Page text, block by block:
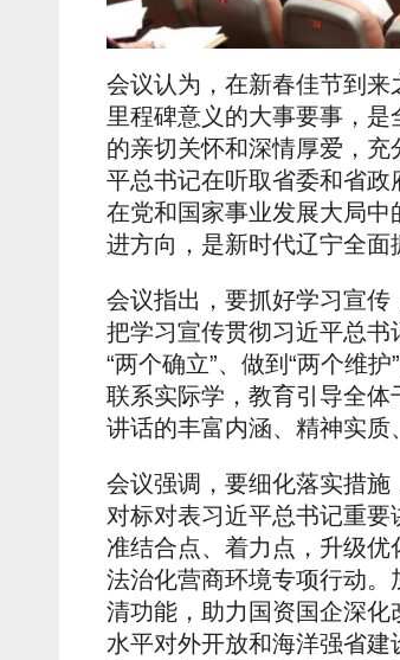
会议认为，在新春佳节到
里程碑意义的大事要事，
的亲切关怀和深情厚爱，
平总书记在听取省委和省
在党和国家事业发展大局
进方向，是新时代辽宁全面
会议指出，要抓好学习宣
把学习宣传贯彻习近平总
“两个确立”、做到“两个维
联系实际学，教育引导全
讲话的丰富内涵、精神实
会议强调，要细化落实措
对标对表习近平总书记重
准结合点、着力点，升级优
法治化营商环境专项行动
清功能，助力国资国企深
水平对外开放和海洋强省